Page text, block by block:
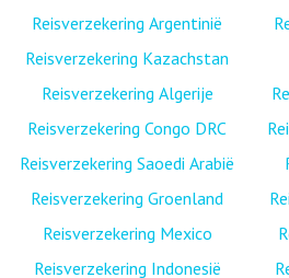
Reisverzekering Argentinië
Reisverzekering Kazachstan
Reisverzekering Algerije
Reisverzekering Congo DRC
Reisverzekering Saoedi Arabië
Reisverzekering Groenland
Reisverzekering Mexico
Reisverzekering Indonesië